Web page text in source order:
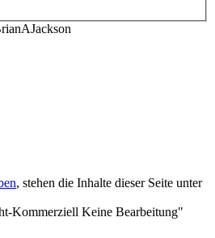
, stehen die Inhalte dieser Seite unter